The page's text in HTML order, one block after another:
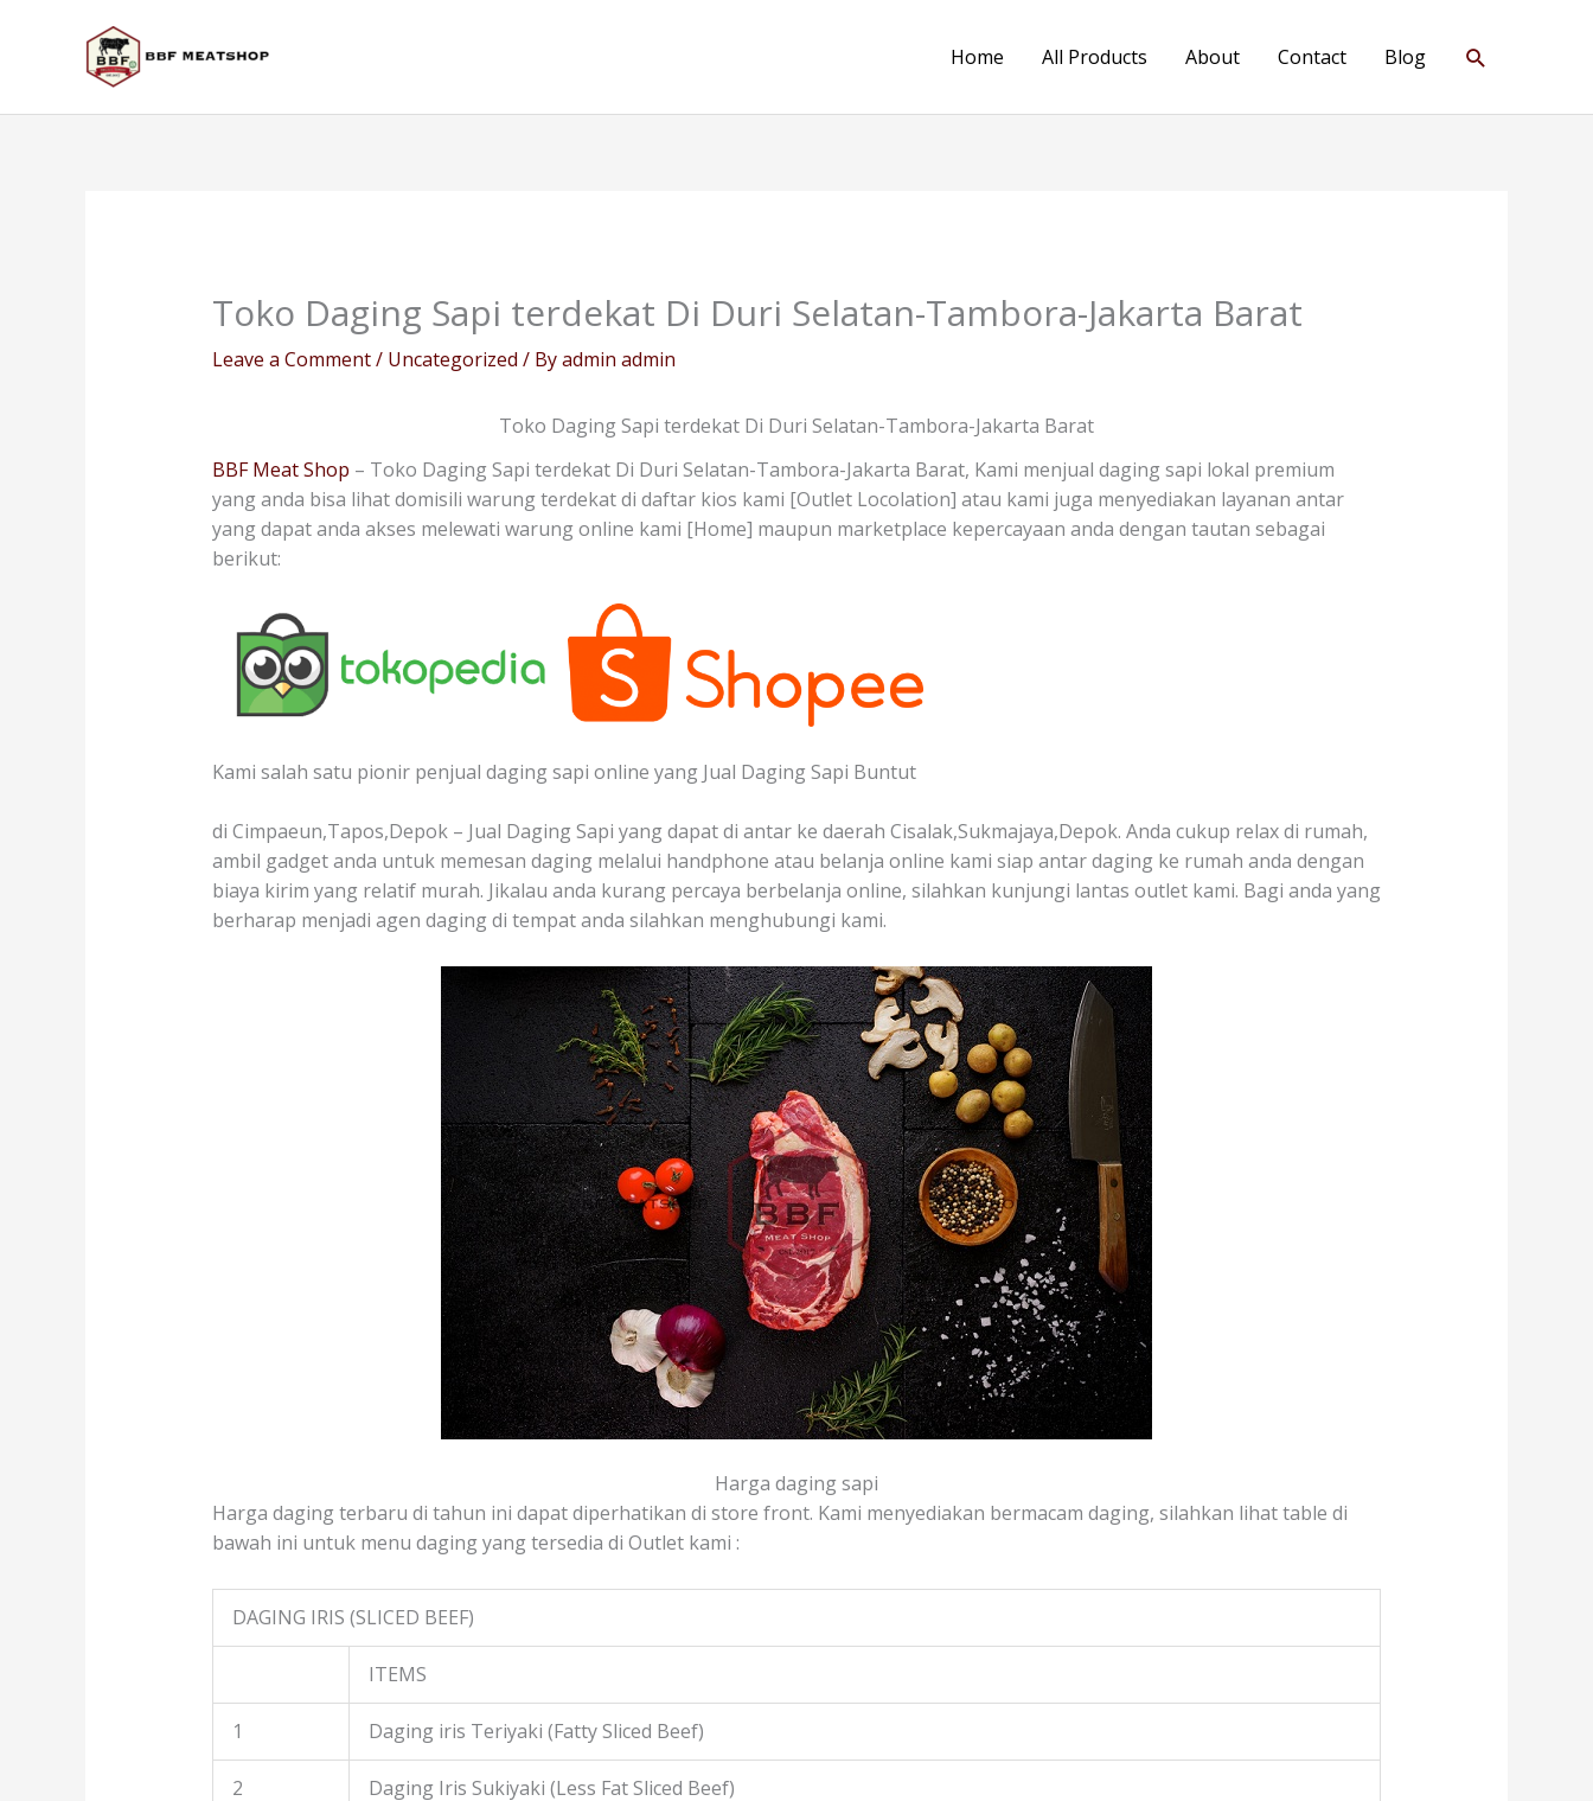
Home All Products About Contact Blog Search
Toko Daging Sapi terdekat Di Duri Selatan-Tambora-Jakarta Barat
Leave a Comment/ Uncategorized / Byadmin admin
Toko Daging Sapi terdekat Di Duri Selatan-Tambora-Jakarta Barat
BBF Meat Shop – Toko Daging Sapi terdekat Di Duri Selatan-Tambora-Jakarta Barat, Kami menjual daging sapi lokal premium
yang anda bisa lihat domisili warung terdekat di daftar kios kami [Outlet Locolation] atau kami juga menyediakan layanan antar
yang dapat anda akses melewati warung online kami [Home] maupun marketplace kepercayaan anda dengan tautan sebagai
berikut:
Kami salah satu pionir penjual daging sapi online yang Jual Daging Sapi Buntut
di Cimpaeun,Tapos,Depok – Jual Daging Sapi yang dapat di antar ke daerah Cisalak,Sukmajaya,Depok. Anda cukup relax di rumah,
ambil gadget anda untuk memesan daging melalui handphone atau belanja online kami siap antar daging ke rumah anda dengan
biaya kirim yang relatif murah. Jikalau anda kurang percaya berbelanja online, silahkan kunjungi lantas outlet kami. Bagi anda yang
berharap menjadi agen daging di tempat anda silahkan menghubungi kami.
Harga daging sapi
Harga daging terbaru di tahun ini dapat diperhatikan di store front. Kami menyediakan bermacam daging, silahkan lihat table di
bawah ini untuk menu daging yang tersedia di Outlet kami :
DAGING IRIS (SLICED BEEF)
ITEMS
1 Daging iris Teriyaki (Fatty Sliced Beef)
2 Daging Iris Sukiyaki (Less Fat Sliced Beef)